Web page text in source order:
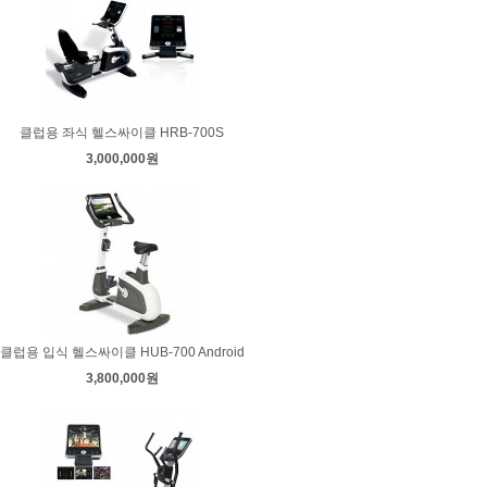
클럽용 좌식 헬스싸이클 HRB-700S
3,000,000원
클럽용 입식 헬스싸이클 HUB-700 Android
3,800,000원